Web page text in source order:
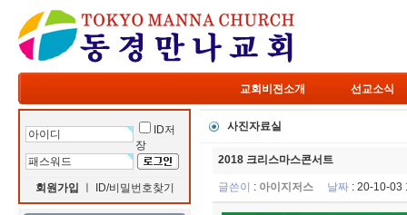
교회비젼소개 선교소식
ID저
장
회원가입 ID/비밀번호찾기
사진자료실
2018 크리스마스콘서트
글쓴이 : 아이지저스 날짜: 20-10-